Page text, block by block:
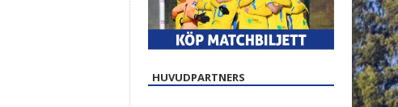
HUVUDPARTNERS